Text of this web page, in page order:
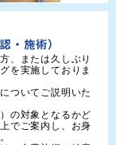
・施術）
、または久しぶり
を実施しておりま
ついてご説明いた
の対象となるかど
でご案内し、お身